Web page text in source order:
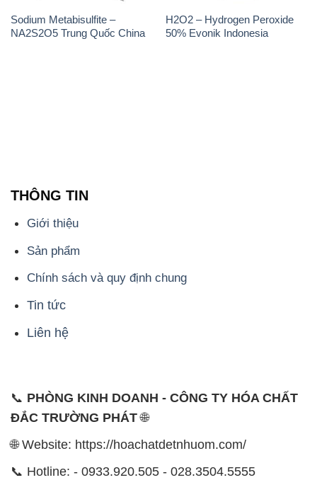
Sodium Metabisulfite –
NA2S2O5 Trung Quốc China
H2O2 – Hydrogen Peroxide
50% Evonik Indonesia
THÔNG TIN
Giới thiệu
Sản phẩm
Chính sách và quy định chung
Tin tức
Liên hệ
📞 PHÒNG KINH DOANH - CÔNG TY HÓA CHẤT
ĐẮC TRƯỜNG PHÁT🌐
🌐 Website: https://hoachatdetnhuom.com/
📞 Hotline: - 0933.920.505 - 028.3504.5555